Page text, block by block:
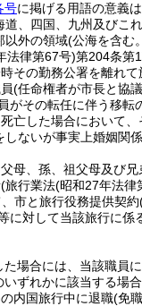
号に掲げる用語の意義は
道、四国、九州及びこ
以外の領域(公海を含む
法律第67号)第204条第
の勤務公署を離れて
(任命権者が市長と協
がその転任に伴う移
した場合において、
しないが事実上婚姻関
、孫、祖父母及び兄
(旅行業法(昭和27年法律
市と旅行役務提供契約
に対して当該旅行に
場合には、当該職員
いずれかに該当する場合
内国旅行中に退職(免